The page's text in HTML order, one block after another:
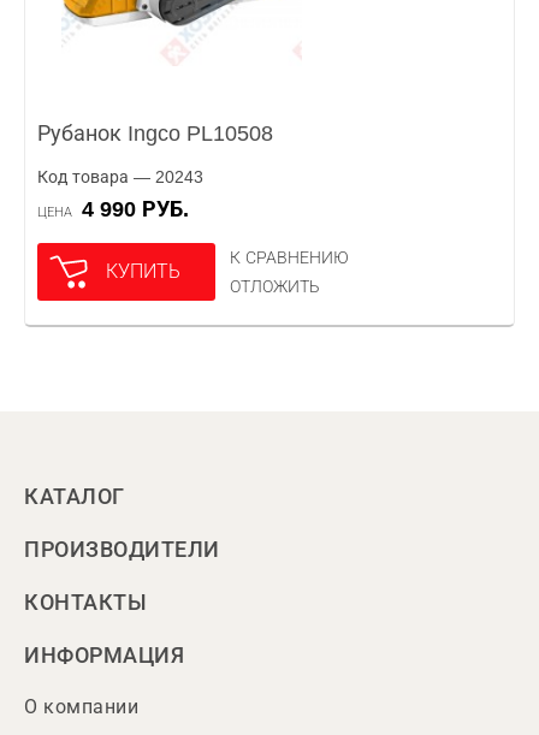
Рубанок Ingco PL10508
Код товара — 20243
ЦЕНА 4 990 РУБ.
КУПИТЬ
К СРАВНЕНИЮ
ОТЛОЖИТЬ
КАТАЛОГ
ПРОИЗВОДИТЕЛИ
КОНТАКТЫ
ИНФОРМАЦИЯ
О компании